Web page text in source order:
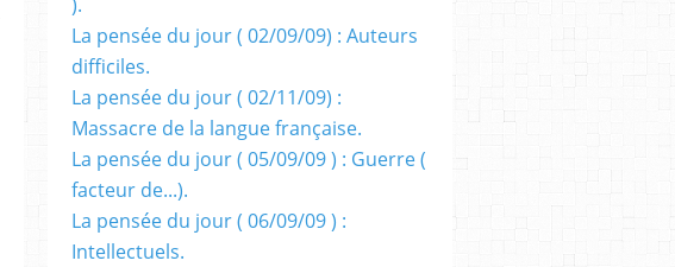
La pensée du jour ( 02/09/09) : Auteurs
difficiles.
La pensée du jour ( 02/11/09) :
Massacre de la langue française.
La pensée du jour ( 05/09/09 ) : Guerre (
facteur de...).
La pensée du jour ( 06/09/09 ) :
Intellectuels.